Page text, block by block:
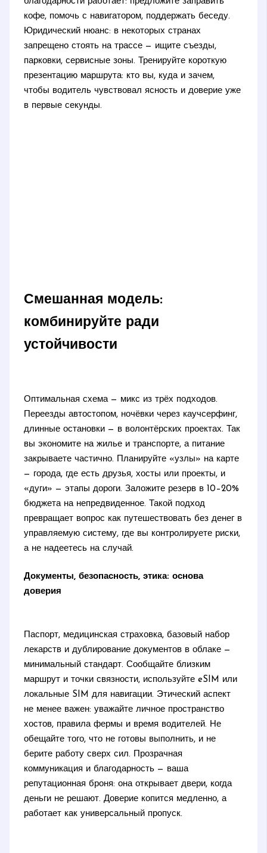
кофе, помочь с навигатором, поддержать беседу.
Юридический нюанс: в некоторых странах
запрещено стоять на трассе — ищите съезды,
парковки, сервисные зоны. Тренируйте короткую
презентацию маршрута: кто вы, куда и зачем,
чтобы водитель чувствовал ясность и доверие уже
в первые секунды.
Смешанная модель:
комбинируйте ради
устойчивости
Оптимальная схема — микс из трёх подходов.
Переезды автостопом, ночёвки через каучсерфинг,
длинные остановки — в волонтёрских проектах. Так
вы экономите на жилье и транспорте, а питание
закрываете частично. Планируйте «узлы» на карте
— города, где есть друзья, хосты или проекты, и
«дуги» — этапы дороги. Заложите резерв в 10–20%
бюджета на непредвиденное. Такой подход
превращает вопрос как путешествовать без денег в
управляемую систему, где вы контролируете риски,
а не надеетесь на случай.
Документы, безопасность, этика: основа
доверия
Паспорт, медицинская страховка, базовый набор
лекарств и дублирование документов в облаке —
минимальный стандарт. Сообщайте близким
маршрут и точки связности, используйте eSIM или
локальные SIM для навигации. Этический аспект
не менее важен: уважайте личное пространство
хостов, правила фермы и время водителей. Не
обещайте того, что не готовы выполнить, и не
берите работу сверх сил. Прозрачная
коммуникация и благодарность — ваша
репутационная броня: она открывает двери, когда
деньги не решают. Доверие копится медленно, а
работает как универсальный пропуск.